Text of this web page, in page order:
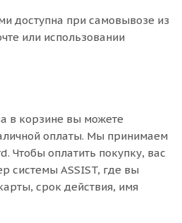
доступна при самовывозе из
или использовании
в корзине вы можете
оплаты. Мы принимаем
Чтобы оплатить покупку, вас
системы ASSIST, где вы
срок действия, имя